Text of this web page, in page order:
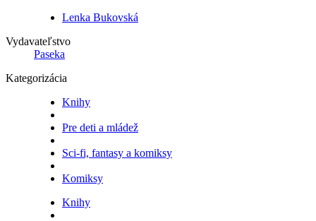
Lenka Bukovská
Vydavateľstvo
Paseka
Kategorizácia
Knihy
Pre deti a mládež
Sci-fi, fantasy a komiksy
Komiksy
Knihy